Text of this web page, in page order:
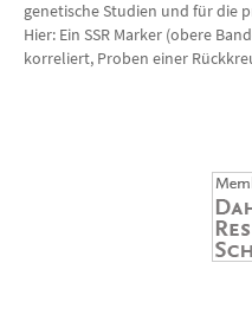
genetische Studien und für die
Hier: Ein SSR Marker (obere
korreliert, Proben einer